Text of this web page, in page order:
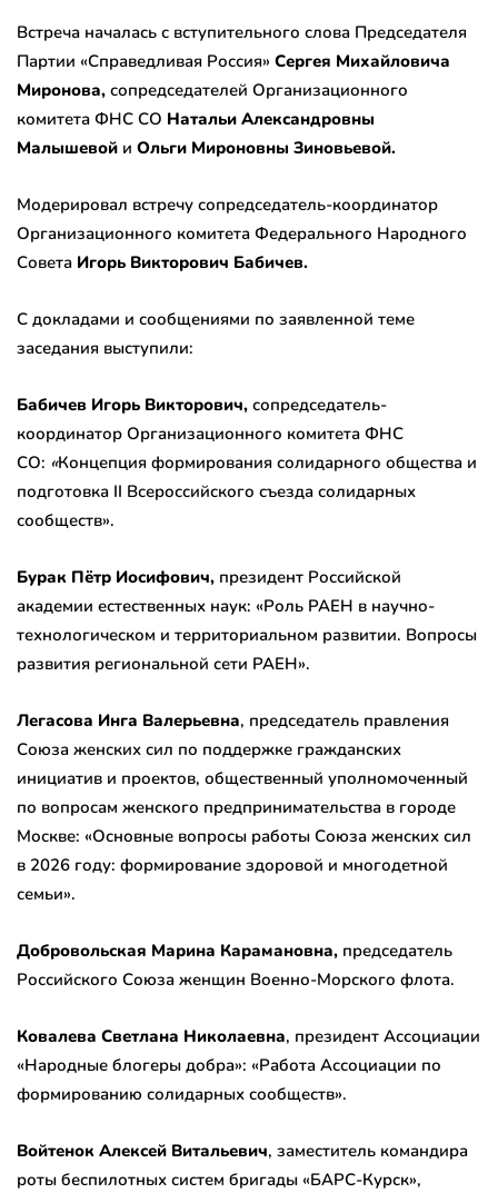
Встреча началась с вступительного слова Председателя
Партии «Справедливая Россия» Сергея Михайловича
Миронова, сопредседателей Организационного
комитета ФНС СО Натальи Александровны
Малышевой и Ольги Мироновны Зиновьевой.
Модерировал встречу сопредседатель-координатор
Организационного комитета Федерального Народного
Совета Игорь Викторович Бабичев.
С докладами и сообщениями по заявленной теме
заседания выступили:
Бабичев Игорь Викторович, сопредседатель-
координатор Организационного комитета ФНС
СО: «Концепция формирования солидарного общества и
подготовка II Всероссийского съезда солидарных
сообществ».
Бурак Пётр Иосифович, президент Российской
академии естественных наук: «Роль РАЕН в научно-
технологическом и территориальном развитии. Вопросы
развития региональной сети РАЕН».
Легасова Инга Валерьевна, председатель правления
Союза женских сил по поддержке гражданских
инициатив и проектов, общественный уполномоченный
по вопросам женского предпринимательства в городе
Москве: «Основные вопросы работы Союза женских сил
в 2026 году: формирование здоровой и многодетной
семьи».
Добровольская Марина Карамановна, председатель
Российского Союза женщин Военно-Морского флота.
Ковалева Светлана Николаевна, президент Ассоциации
«Народные блогеры добра»: «Работа Ассоциации по
формированию солидарных сообществ».
Войтенок Алексей Витальевич, заместитель командира
роты беспилотных систем бригады «БАРС-Курск»,